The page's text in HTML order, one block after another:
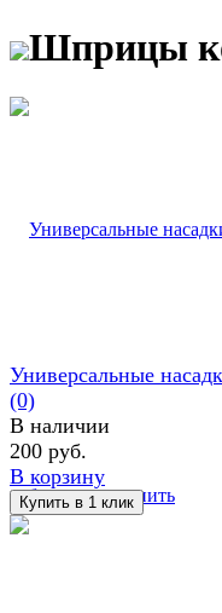
Шприцы
избранное сравнить
Универсальные
(0)
В наличии
200 руб.
В корзину